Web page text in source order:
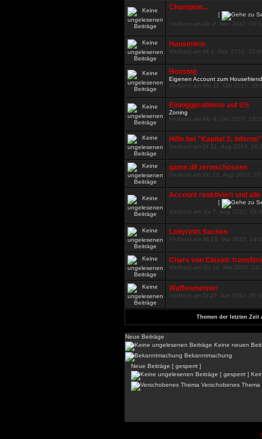
Champion...
[
Verfasst am Do 4. Nov 2010,
Hausmiete
Verfasst am Mi 1. Sep 2010,
Housing
Eigenen Account zum
Verfasst am Mo 11. Okt 2010,
Einloggprobleme auf US
Zoning
Verfasst am Mo 4. Okt 2010,
Hilfe bei "Kapitel 3: Inferno"
Verfasst am Di 31. Aug 2010,
game.dll zerwschossen
Verfasst am Do 12. Aug 2010,
Account reaktiviert und
[
Verfasst am Sa 7. Aug 2010,
Labyrinth Sachen
Verfasst am Mi 19. Mai 2010,
Chars von Classic
Verfasst am So 16. Mai 2010,
Waffenmeister
Verfasst am Di 27. Apr 2010,
Themen der letzten Zeit
Neue Beiträge
Keine neuen
Bekanntmachung
Neue Beiträge [ gesperrt ]
Verschobenes Thema